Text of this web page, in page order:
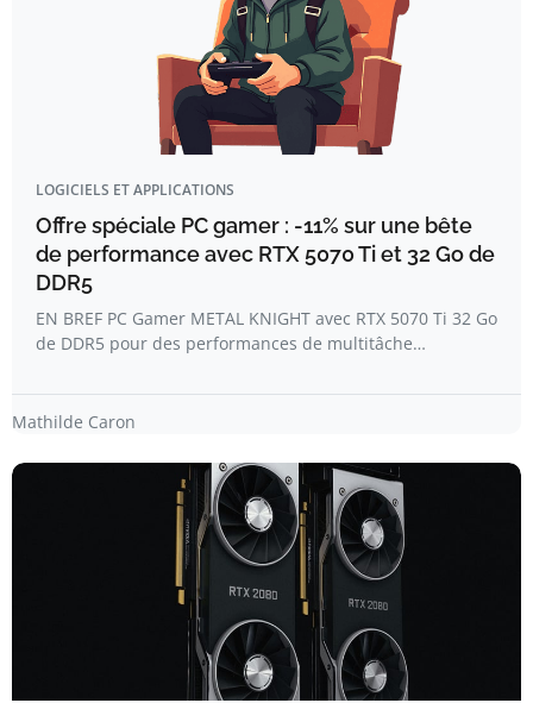
LOGICIELS ET APPLICATIONS
Offre spéciale PC gamer : -11% sur une bête
de performance avec RTX 5070 Ti et 32 Go de
DDR5
EN BREF PC Gamer METAL KNIGHT avec RTX 5070 Ti 32 Go
de DDR5 pour des performances de multitâche…
Mathilde Caron